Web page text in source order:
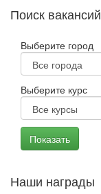
Поиск вакансий
Выберите город
Выберите курс
Наши награды